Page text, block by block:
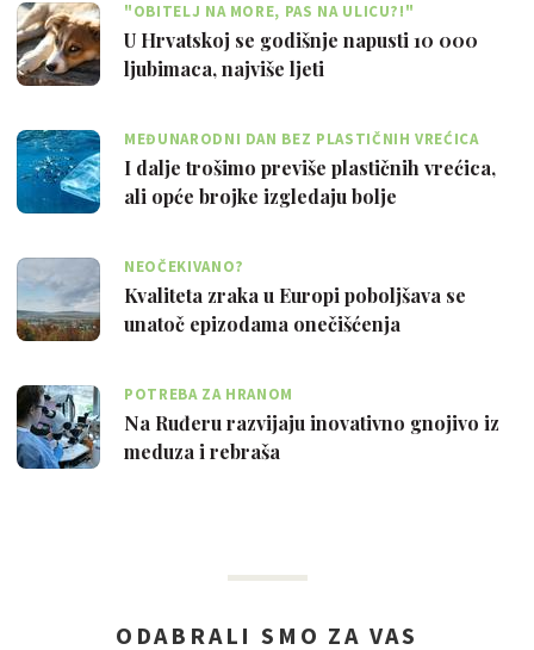
"OBITELJ NA MORE, PAS NA ULICU?!"
U Hrvatskoj se godišnje napusti 10 000
ljubimaca, najviše ljeti
MEĐUNARODNI DAN BEZ PLASTIČNIH VREĆICA
I dalje trošimo previše plastičnih vrećica,
ali opće brojke izgledaju bolje
NEOČEKIVANO?
Kvaliteta zraka u Europi poboljšava se
unatoč epizodama onečišćenja
POTREBA ZA HRANOM
Na Ruđeru razvijaju inovativno gnojivo iz
meduza i rebraša